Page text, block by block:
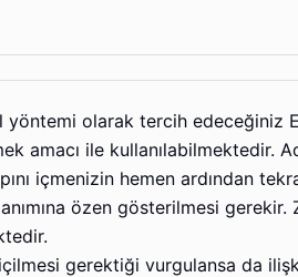
olarak tercih edeceğiniz
amacı ile kullanılabilmektedir.
içmenizin hemen ardından
özen gösterilmesi gerekir.
gerektiği vurgulansa da